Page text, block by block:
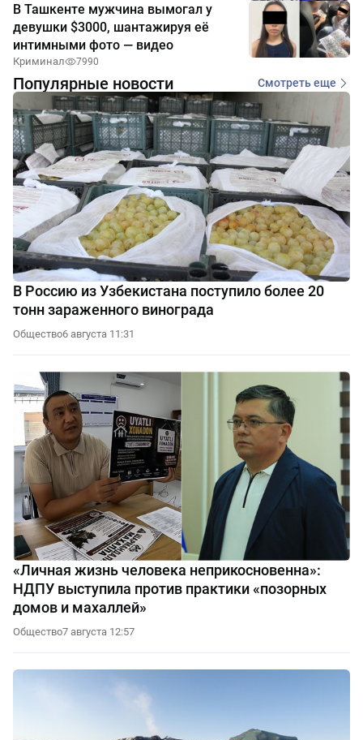
В Ташкенте мужчина вымогал у
девушки $3000, шантажируя её
интимными фото — видео
Криминал 7990
Популярные новости Смотреть еще
В Россию из Узбекистана поступило более 20
тонн зараженного винограда
Общество6 августа 11:31
«Личная жизнь человека неприкосновенна»:
НДПУ выступила против практики «позорных
домов и махаллей»
Общество7 августа 12:57